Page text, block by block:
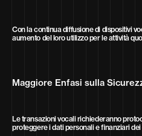
Con la continua diffusione di dispositivi
aumento del loro utilizzo per le attività
Maggiore Enfasi sulla
Le transazioni vocali richiederanno
proteggere i dati personali e finanziari